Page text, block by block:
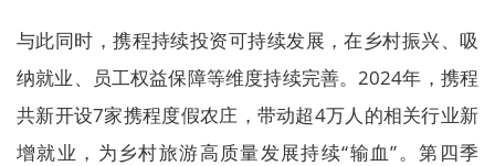
与此同时，携程持续投资可持续发展，在乡村振兴、吸
纳就业、员工权益保障等维度持续完善。2024年，携程
共新开设7家携程度假农庄，带动超4万人的相关行业新
增就业，为乡村旅游高质量发展持续“输血”。第四季